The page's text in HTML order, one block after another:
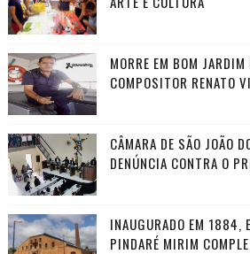
MORRE EM BOM JARDIM
COMPOSITOR RENATO
CÂMARA DE SÃO JOÃO
DENÚNCIA CONTRA O
INAUGURADO EM 1884,
PINDARÉ MIRIM